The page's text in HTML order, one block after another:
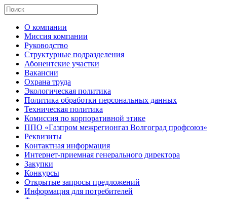
О компании
Миссия компании
Руководство
Структурные подразделения
Абонентские участки
Вакансии
Охрана труда
Экологическая политика
Политика обработки персональных данных
Техническая политика
Комиссия по корпоративной этике
ППО «Газпром межрегионгаз Волгоград профсоюз»
Реквизиты
Контактная информация
Интернет-приемная генерального директора
Закупки
Конкурсы
Открытые запросы предложений
Информация для потребителей